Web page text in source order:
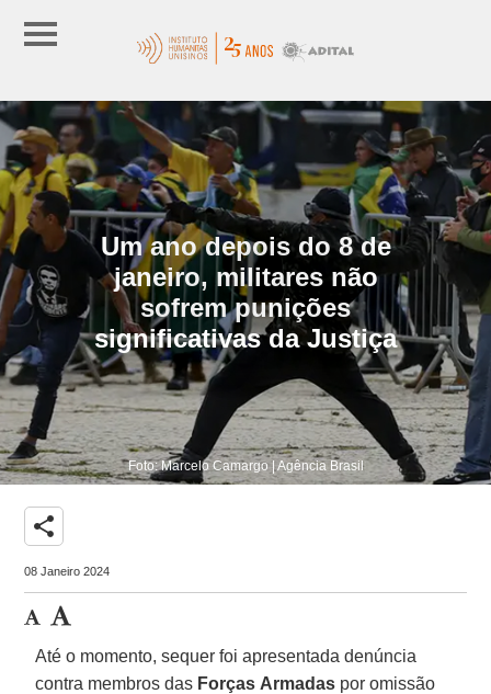
Um ano depois do 8 de
janeiro, militares não
sofrem punições
significativas da Justiça
Foto: Marcelo Camargo | Agência Brasil
share
08 Janeiro 2024
Até o momento, sequer foi apresentada denúncia
contra membros das Forças Armadas por omissão